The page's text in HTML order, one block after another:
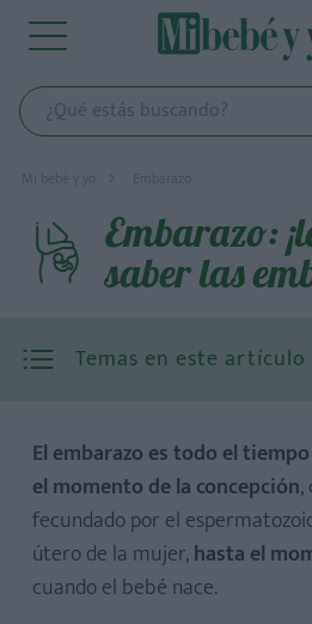
Mi bebé y yo Embarazo
Embarazo:
saber las
Temas en este artículo
Desarrollo del feto en el primer
Cambios en la mujer en el primer
El embarazo es todo el
el momento de la concepción,
fecundado por el
útero de la mujer,hasta el
cuando el bebé nace.